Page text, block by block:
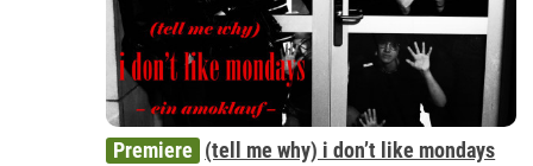
Premiere (tell me why) i don’t like mondays